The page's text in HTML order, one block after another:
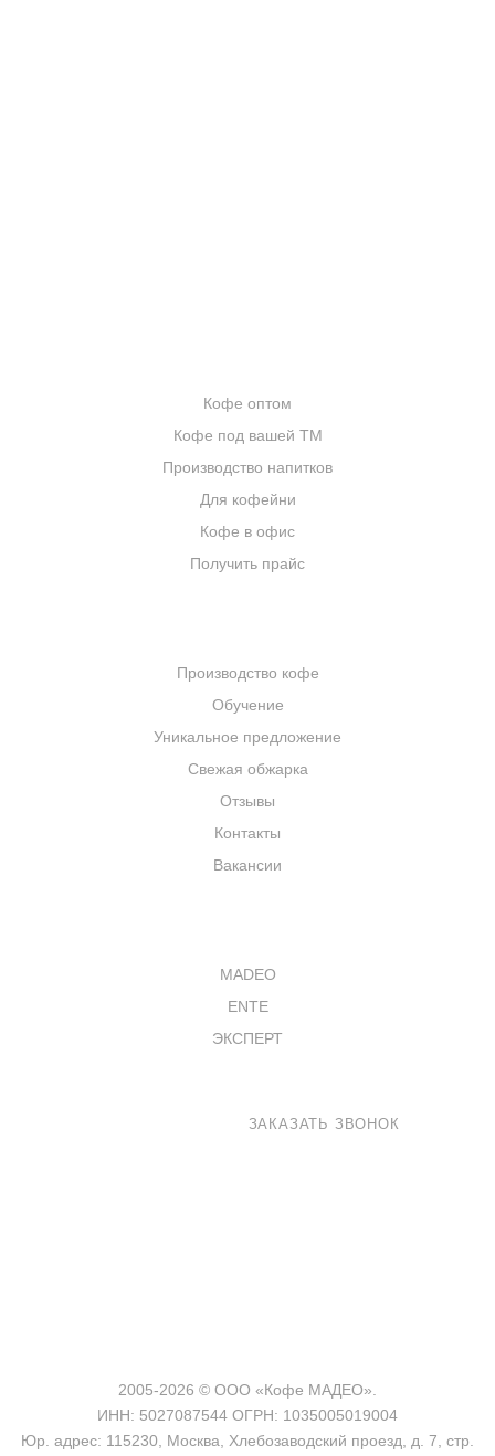
Кофе оптом
Кофе под вашей ТМ
Производство напитков
Для кофейни
Кофе в офис
Получить прайс
Производство кофе
Обучение
Уникальное предложение
Свежая обжарка
Отзывы
Контакты
Вакансии
MADEO
ENTE
ЭКСПЕРТ
ЗАКАЗАТЬ ЗВОНОК
2005-2026 © ООО «Кофе МАДЕО».
ИНН: 5027087544 ОГРН: 1035005019004
Юр. адрес: 115230, Москва, Хлебозаводский проезд, д. 7, стр.